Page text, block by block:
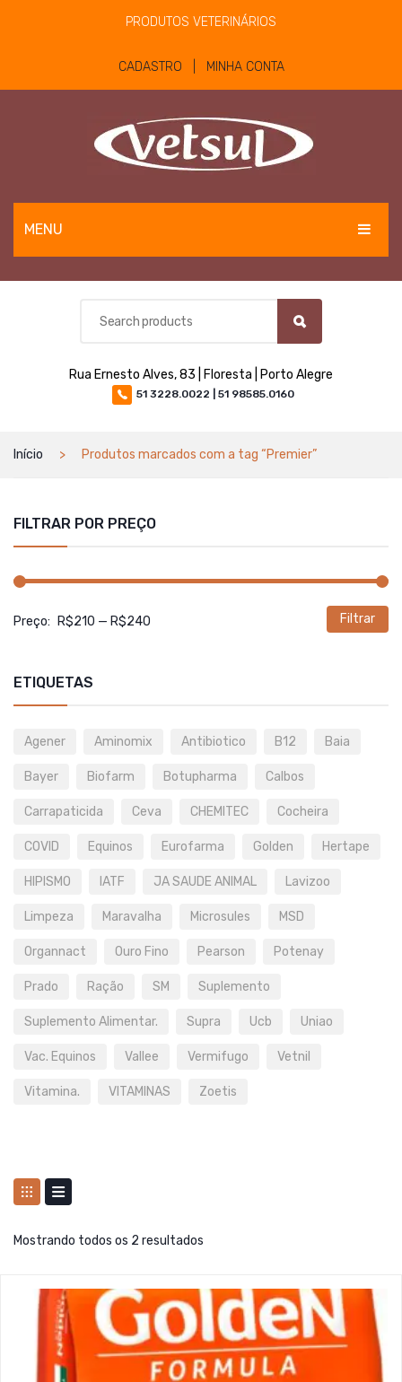
PRODUTOS VETERINÁRIOS
CADASTRO | MINHA CONTA
MENU
EQUINOS
BOVINOS E OVINOS
MATERIAIS E EQUIPAMENTOS
Rua Ernesto Alves, 83 | Floresta | Porto Alegre
51 3228.0022 | 51 98585.0160
Início Produtos marcados com a tag “Premier”
FILTRAR POR PREÇO
Filtrar
Preço: R$210 — R$240
ETIQUETAS
Agener Aminomix Antibiotico B12 Baia
Bayer Biofarm Botupharma Calbos
Carrapaticida Ceva CHEMITEC Cocheira
COVID Equinos Eurofarma Golden Hertape
HIPISMO IATF JA SAUDE ANIMAL Lavizoo
Limpeza Maravalha Microsules MSD
Organnact Ouro Fino Pearson Potenay
Prado Ração SM Suplemento
Suplemento Alimentar. Supra Ucb Uniao
Vac. Equinos Vallee Vermifugo Vetnil
Vitamina. VITAMINAS Zoetis
Mostrando todos os 2 resultados